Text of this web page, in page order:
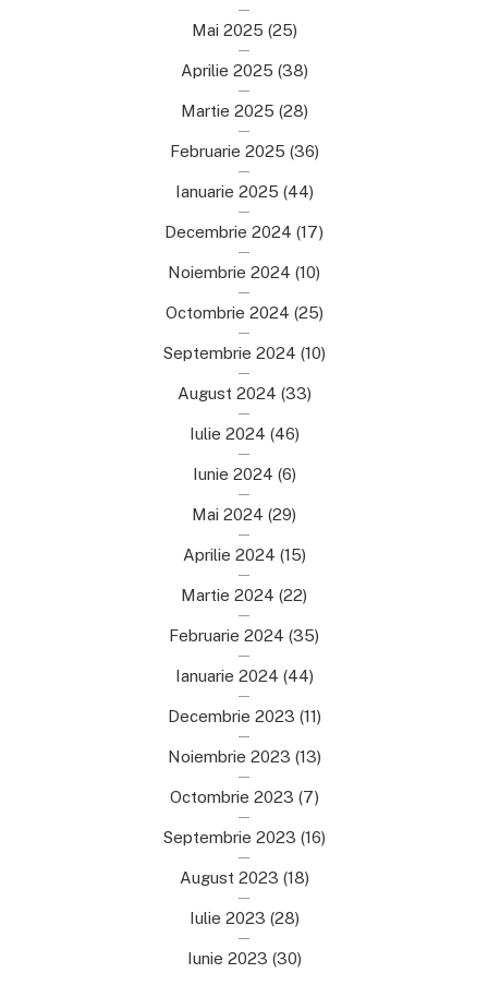
Mai 2025 (25)
Aprilie 2025 (38)
Martie 2025 (28)
Februarie 2025 (36)
Ianuarie 2025 (44)
Decembrie 2024 (17)
Noiembrie 2024 (10)
Octombrie 2024 (25)
Septembrie 2024 (10)
August 2024 (33)
Iulie 2024 (46)
Iunie 2024 (6)
Mai 2024 (29)
Aprilie 2024 (15)
Martie 2024 (22)
Februarie 2024 (35)
Ianuarie 2024 (44)
Decembrie 2023 (11)
Noiembrie 2023 (13)
Octombrie 2023 (7)
Septembrie 2023 (16)
August 2023 (18)
Iulie 2023 (28)
Iunie 2023 (30)